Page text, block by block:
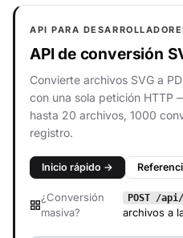
API PARA
API de conversión
Convierte archivos SVG a
con una sola petición HTTP
hasta 20 archivos, 1000
registro.
Inicio rápido →
¿Conversión
masiva?
POST /
archivos a